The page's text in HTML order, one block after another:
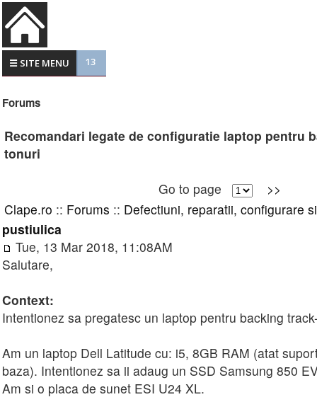
☰ SITE MENU 13
Forums
Recomandari legate de configuratie laptop pentru
tonuri
Go to page
>>
Clape.ro :: Forums :: Defectiuni, reparatii, configurare
pustiulica
Tue, 13 Mar 2018, 11:08AM
Salutare,
Context:
Intentionez sa pregatesc un laptop pentru backing
Am un laptop Dell Latitude cu: i5, 8GB RAM (atat
baza). Intentionez sa ii adaug un SSD Samsung 850
Am si o placa de sunet ESI U24 XL.